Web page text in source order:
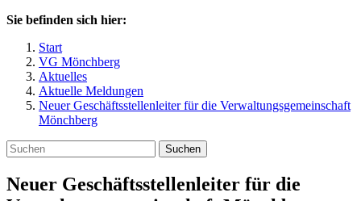
Sie befinden sich hier:
Start
VG Mönchberg
Aktuelles
Aktuelle Meldungen
Neuer Geschäftsstellenleiter für die Verwaltungsgemeinschaft
Mönchberg
Suchen
Neuer Geschäftsstellenleiter für die